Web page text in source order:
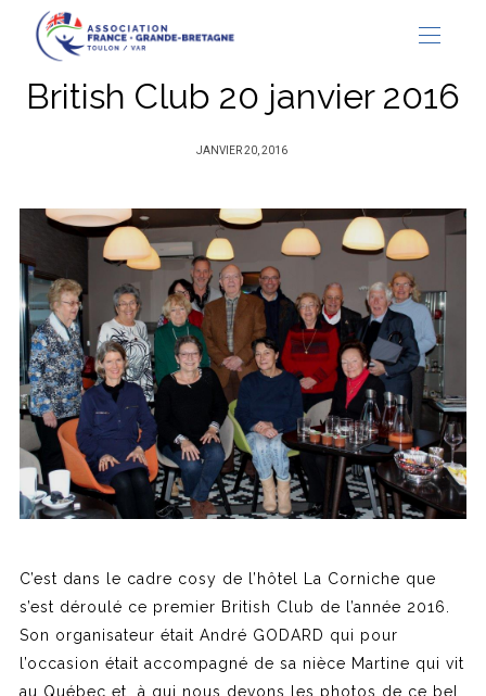
British Club 20 janvier 2016
PUBLIÉ
JANVIER 20, 2016
C’est dans le cadre cosy de l’hôtel La Corniche que
s’est déroulé ce premier British Club de l’année 2016.
Son organisateur était André GODARD qui pour
l’occasion était accompagné de sa nièce Martine qui vit
au Québec et à qui nous devons les photos de ce bel